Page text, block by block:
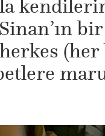
herkes